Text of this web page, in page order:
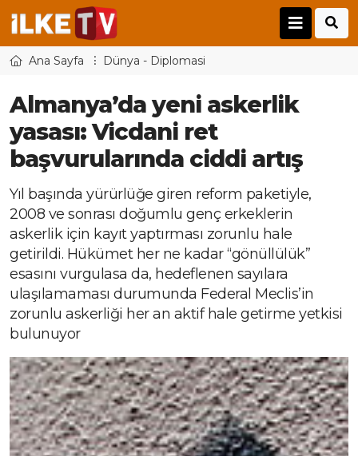
Ana Sayfa Dünya - Diplomasi
Almanya’da yeni askerlik
yasası: Vicdani ret
başvurularında ciddi artış
Yıl başında yürürlüğe giren reform paketiyle,
2008 ve sonrası doğumlu genç erkeklerin
askerlik için kayıt yaptırması zorunlu hale
getirildi. Hükümet her ne kadar “gönüllülük”
esasını vurgulasa da, hedeflenen sayılara
ulaşılamaması durumunda Federal Meclis’in
zorunlu askerliği her an aktif hale getirme yetkisi
bulunuyor